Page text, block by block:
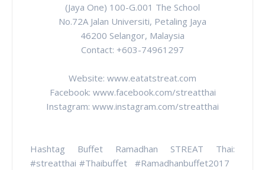
(Jaya One) 100-G.001 The School
No.72A Jalan Universiti, Petaling Jaya
46200 Selangor, Malaysia
Contact: +603-74961297
Website: www.eatatstreat.com
Facebook: www.facebook.com/streatthai
Instagram: www.instagram.com/streatthai
Hashtag Buffet Ramadhan STREAT Thai:
#streatthai #Thaibuffet #Ramadhanbuffet2017